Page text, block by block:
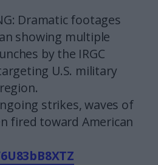
Dramatic footages
showing multiple
by the IRGC
U.S. military
strikes, waves of
fired toward American